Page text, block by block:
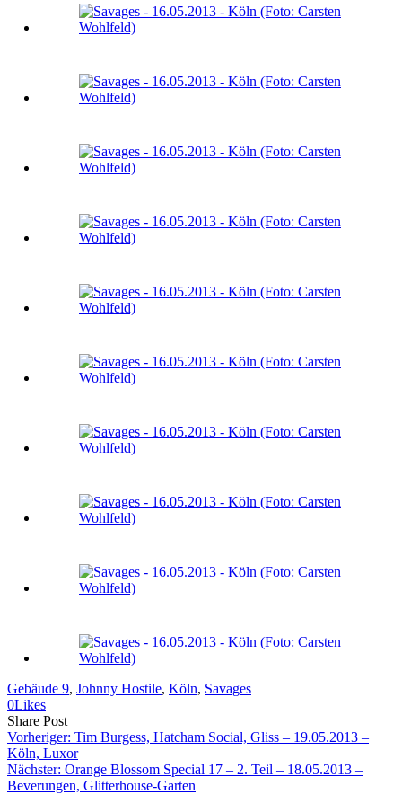
Gebäude 9, Johnny Hostile, Köln, Savages
0Likes
Share PostShare
on
Facebook
Copy
URL
to
clipboard
Send
Link
via
eMail
Vorheriger: Tim Burgess, Hatcham Social, Gliss – 19.05.2013 –
Köln, Luxor
Nächster: Orange Blossom Special 17 – 2. Teil – 18.05.2013 –
Beverungen, Glitterhouse-Garten